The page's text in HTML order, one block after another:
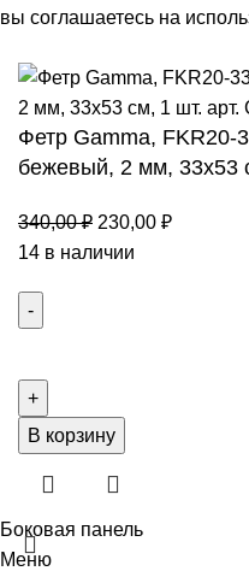
вы соглашаетесь на
Фетр Gamma, FKR20-
бежевый, 2 мм, 33х53
340,00₽ Первоначальная
цена
230,00 ₽Текущая
14 в наличии
Фетр
Gamma,
33/53,
декоративный,
бежевый,
В корзину
Боковая панель
Меню